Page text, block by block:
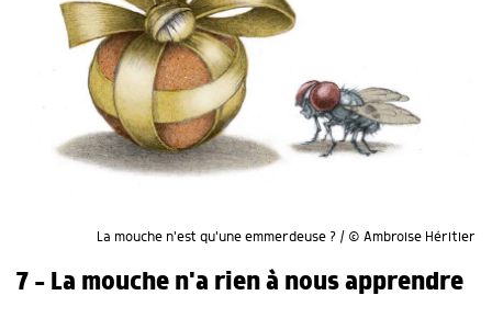
La mouche n'est qu'une emmerdeuse ? / © Ambroise Héritier
7 - La mouche n'a rien à nous apprendre